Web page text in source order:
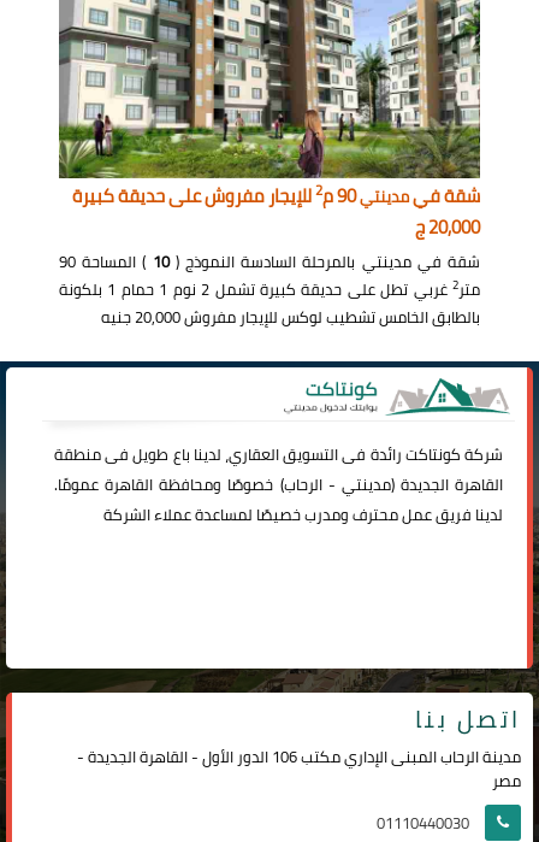
شقة فيمدينتي90 م 2للإيجار مفروش على حديقة كبيرة
20,000 ج
شقة في مدينتي بالمرحلة السادسة النموذج (10
) المساحة 90
متر2
غربي تطل على حديقة كبيرة تشمل 2 نوم 1 حمام 1 بلكونة
بالطابق الخامس تشطيب لوكس للإيجار مفروش 20,000 جنيه
شركةكونتاكترائدة فى التسويق العقاري، لدينا باع طويل فى منطقة
القاهرة الجديدة (مدينتي -الرحاب) خصوصًا ومحافظة القاهرة عمومًا.
لدينا فريق عمل محترف ومدرب خصيصًا لمساعدة عملاء الشركة
اتصل بنا
مدينة الرحاب المبنى الإداري مكتب 106 الدور الأول - القاهرة الجديدة -
مصر
01110440030